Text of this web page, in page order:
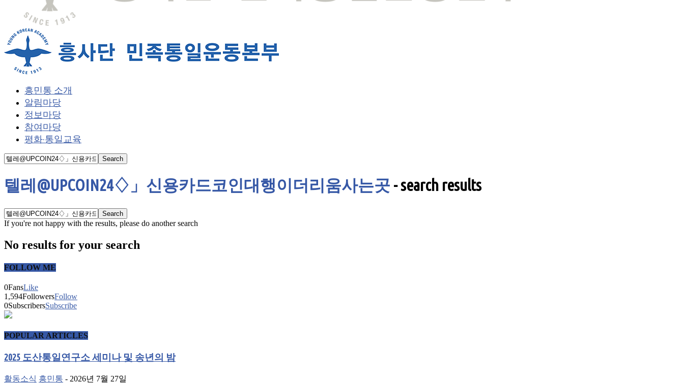
흥민통 소개
알림마당
정보마당
참여마당
평화·통일교육
텔레@UPCOIN24♢」신용카드코인대행이더리움사는곳 -search results
If you're not happy with the results, please do another search
No results for your search
FOLLOW ME
0FansLike
1,594FollowersFollow
0SubscribersSubscribe
POPULAR ARTICLES
2025 도산통일연구소 세미나 및 송년의 밤
활동소식 흥민통 - 2026년 7월 27일